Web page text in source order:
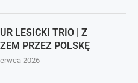
LESICKI TRIO | Z
PRZEZ POLSKĘ
2026